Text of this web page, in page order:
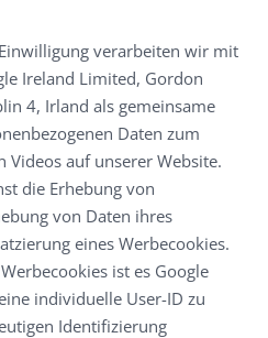
verarbeiten wir mit
Ireland Limited, Gordon
4, Irland als gemeinsame
Daten zum
Videos auf unserer Website.
die Erhebung von
von Daten ihres
eines Werbecookies.
ist es Google
individuelle User-ID zu
Identifizierung